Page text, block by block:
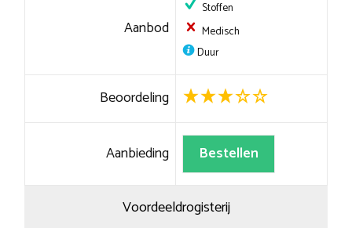
Aanbod
Stoffen
Medisch
Duur
Beoordeling
Aanbieding Bestellen
Voordeeldrogisterij